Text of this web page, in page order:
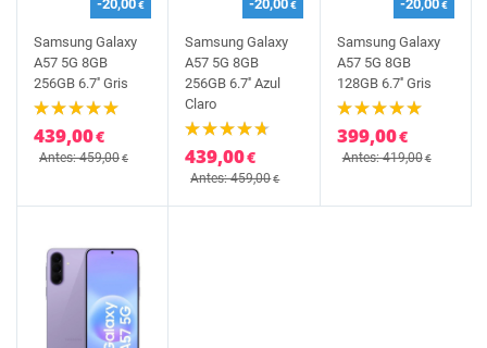
-20,00€
Samsung Galaxy
A57 5G 8GB
256GB 6.7'' Gris
439,00€
Antes: 459,00€
-20,00€
Samsung Galaxy
A57 5G 8GB
256GB 6.7'' Azul
Claro
439,00€
Antes: 459,00€
-20,00€
Samsung Galaxy
A57 5G 8GB
128GB 6.7'' Gris
399,00€
Antes: 419,00€